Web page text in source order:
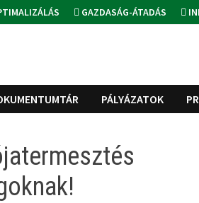
GAZDASÁG-ÁTADÁS
PÁLYÁZATOK